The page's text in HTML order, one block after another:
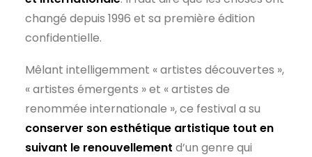
changé depuis 1996 et sa première édition
confidentielle.
Mêlant intelligemment « artistes découvertes »,
« artistes émergents » et « artistes de
renommée internationale », ce festival a su
conserver son esthétique artistique tout en
suivant le renouvellement d’un genre qui